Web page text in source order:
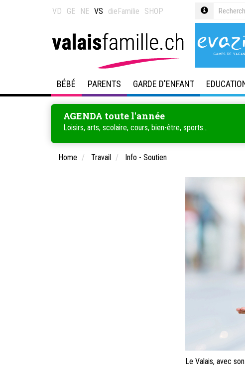
VD GE NE VS dieFamilie SHOP
BÉBÉ PARENTS GARDE D'ENFANT
AGENDA toute l'année
Loisirs, arts, scolaire, cours, bien-être, sports...
Home Travail Info - Soutien
Le Valais, avec